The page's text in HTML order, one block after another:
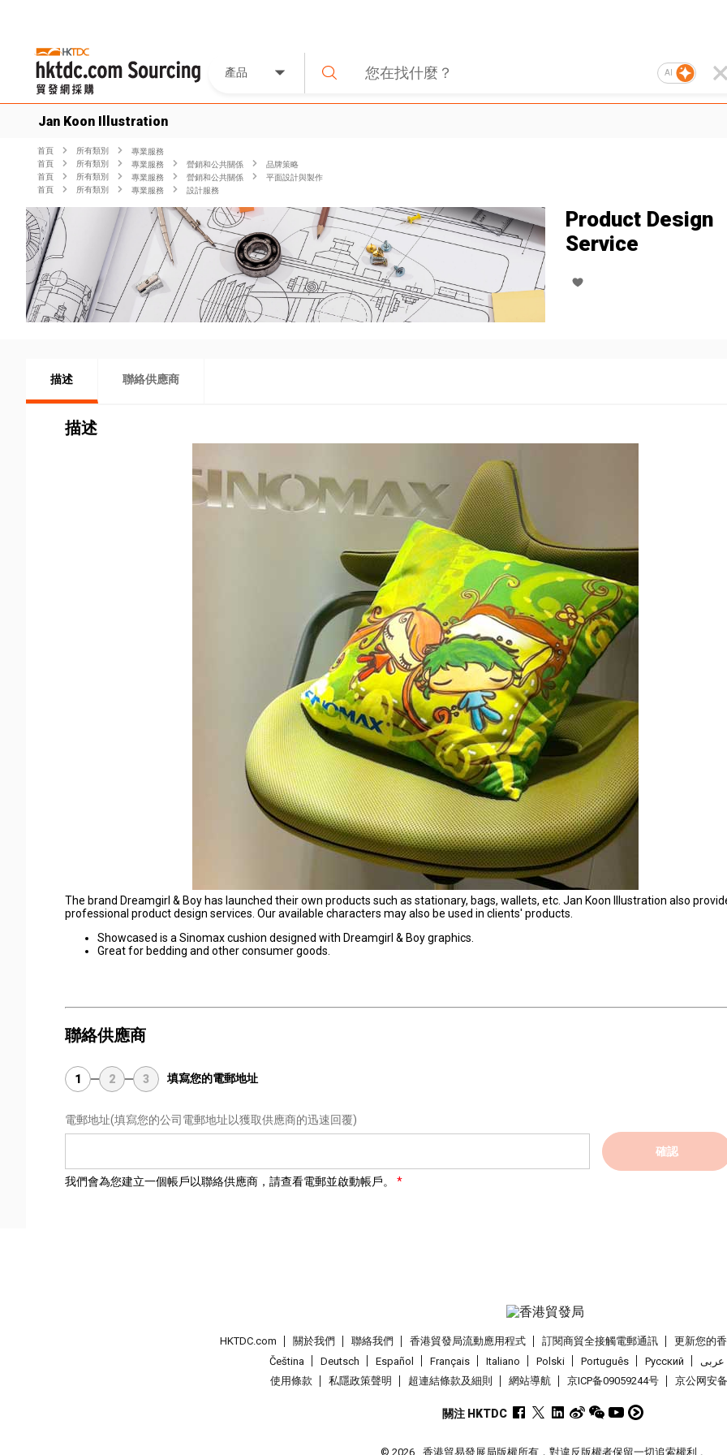
產品 AI
Jan Koon Illustration
首頁 所有類別
專業服務
首頁
所有類別 專業服務 營銷和公共關係
品牌策略
首頁
所有類別 專業服務 營銷和公共關係
平面設計與製作
首頁
所有類別 專業服務 設計服務
Product Design
Service
描述 聯絡供應商
描述
The brand Dreamgirl & Boy has launched their own products such as stationary, bags, wallets, etc. Jan Koon Illustration also
professional product design services. Our available characters may also be used in clients' products.
Showcased is a Sinomax cushion designed with Dreamgirl & Boy graphics.
Great for bedding and other consumer goods.
聯絡供應商
1 2 3 填寫您的電郵地址
電郵地址(填寫您的公司電郵地址以獲取供應商的迅速回覆)
確認
我們會為您建立一個帳戶以聯絡供應商，請查看電郵並啟動帳戶。
HKTDC.com 關於我們 聯絡我們 香港貿發局流動應用程式 訂閱商貿全接觸電郵通訊
更新您的
Čeština
Deutsch Español Français Italiano Polski Português Pусский
عربى
使用條款
私隱政策聲明 超連結條款及細則 網站導航 京ICP备09059244号 京公网安
關注 HKTDC
© 2026 香港貿易發展局版權所有，對違反版權者保留一切追索權利 。